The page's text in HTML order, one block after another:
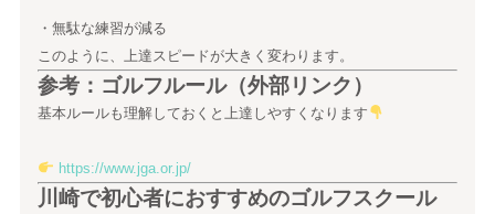
・無駄な練習が減る
このように、上達スピードが大きく変わります。
参考：ゴルフルール（外部リンク）
基本ルールも理解しておくと上達しやすくなります
https://www.jga.or.jp/
川崎で初心者におすすめのゴルフスクール